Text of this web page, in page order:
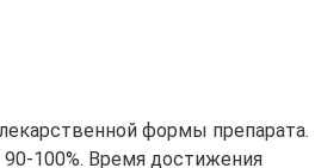
формы препарата.
100%. Время достижения